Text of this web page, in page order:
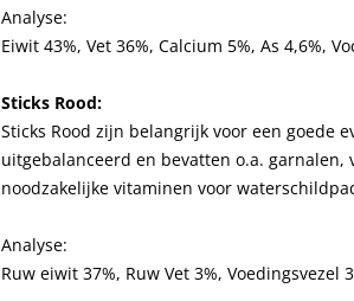
Analyse:
Eiwit 43%, Vet 36%, Calcium 5%, As 4,6%,
Sticks Rood:
Sticks Rood zijn belangrijk voor een goede
uitgebalanceerd en bevatten o.a.
noodzakelijke vitaminen voor
Analyse:
Ruw eiwit 37%, Ruw Vet 3%, Voedingsvezel